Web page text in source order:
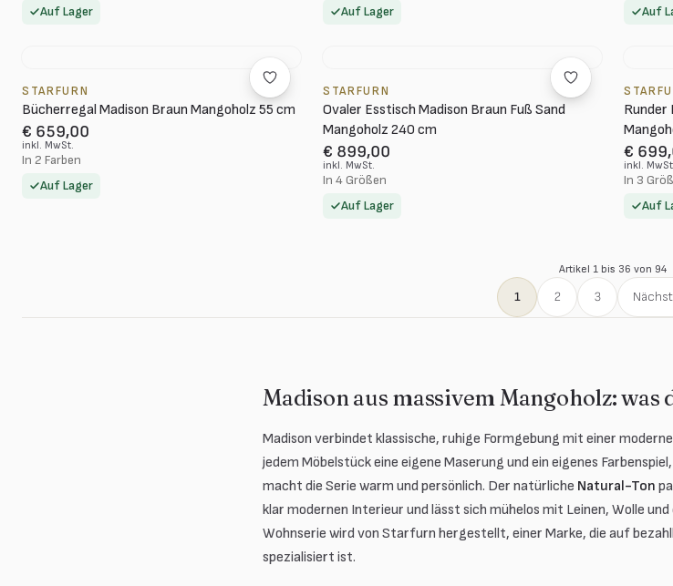
Auf Lager
Auf Lager
Auf
STARFURN
Bücherregal Madison Braun Mangoholz 55 cm
€ 659,00
inkl. MwSt.
In 2 Farben
Auf Lager
STARFURN
Ovaler Esstisch Madison Braun Fuß Sand
Mangoholz 240 cm
€ 899,00
inkl. MwSt.
In 4 Größen
Auf Lager
Runder
€
inkl.
In 3
Auf
Artikel 1 bis 36 von 94
1 2 3
Madison aus massivem Mangoholz: was
Madison verbindet klassische, ruhige Formgebung mit einer
jedem Möbelstück eine eigene Maserung und ein eigenes
macht die Serie warm und persönlich. Der natürliche Natural-Ton
klar modernen Interieur und lässt sich mühelos mit Leinen, Wolle
Wohnserie wird von Starfurn hergestellt, einer Marke, die auf
spezialisiert ist.